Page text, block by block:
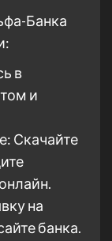
Банка
в
и
Скачайте
на
банка.